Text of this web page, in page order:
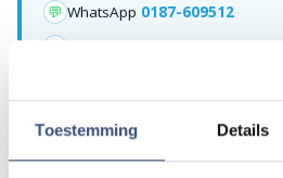
Toestemming Details
💬 WhatsApp 0187-609512
Bel naar 0187-682630
Foutje gezien of twijfel over
Zie je een fout in dit artikel, werkt